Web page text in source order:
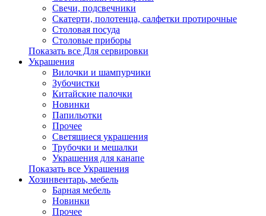
Свечи, подсвечники
Скатерти, полотенца, салфетки протирочные
Столовая посуда
Столовые приборы
Показать все Для сервировки
Украшения
Вилочки и шампурчики
Зубочистки
Китайские палочки
Новинки
Папильотки
Прочее
Светящиеся украшения
Трубочки и мешалки
Украшения для канапе
Показать все Украшения
Хозинвентарь, мебель
Барная мебель
Новинки
Прочее